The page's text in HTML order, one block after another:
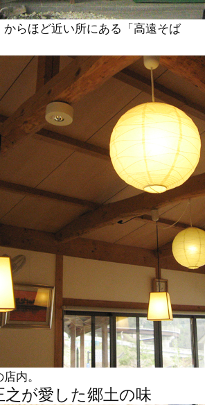
からほど近い所にある「高遠そば
内。
之が愛した郷土の味